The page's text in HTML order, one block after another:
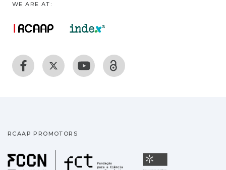
WE ARE AT:
RCAAP PROMOTORS
Fundação para a